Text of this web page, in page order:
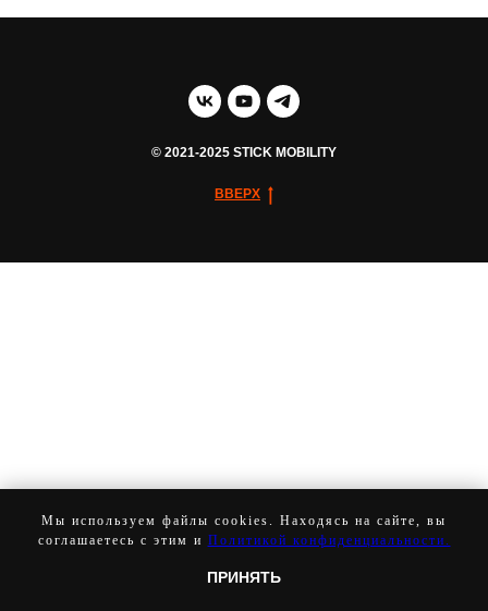
Мы используем файлы cookies. Находясь на сайте, вы
соглашаетесь с этим и Политикой конфиденциальности.
ПРИНЯТЬ
© 2021-2025 STICK MOBILITY
ВВЕРХ